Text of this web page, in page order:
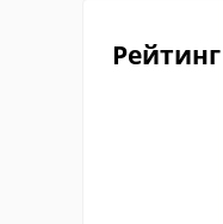
Рейтинг